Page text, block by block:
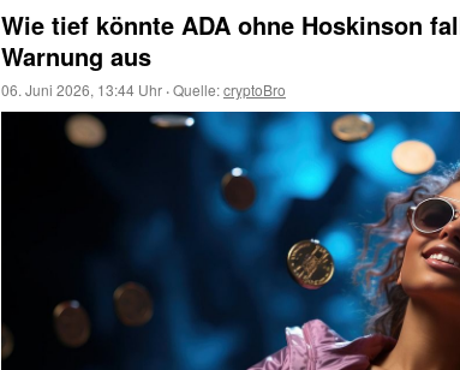
Wie tief könnte ADA ohne Hoskinson
Warnung aus
06. Juni 2026, 13:44 Uhr ·Quelle:cryptoBro